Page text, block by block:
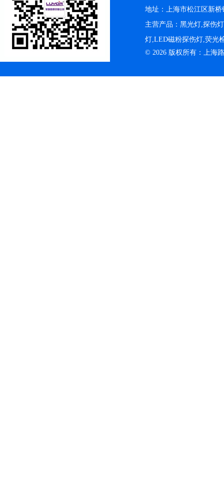
地址：上海市松江区新桥
主营产品：黑光灯,探伤
灯,LED磁粉探伤灯,荧光
© 2026 版权所有：上海